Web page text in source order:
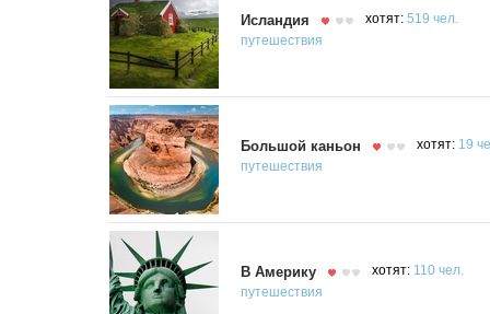
Исландия хотят: 519 чел.
путешествия
Большой каньон хотят: 19
путешествия
В Америку хотят: 110 чел.
путешествия